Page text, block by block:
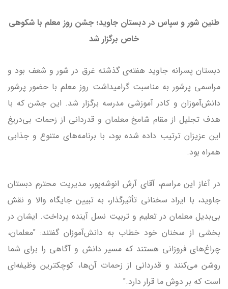
طنین شور و سپاس در دبستان جاوید؛ جشن روز معلم با شکوهی
خاص برگزار شد
دبستان پسرانه جاوید هفته‌ی گذشته غرق در شور و شعف بود و
مراسمی پرشور به مناسبت گرامیداشت روز معلم با حضور پرشور
دانش‌آموزان و کادر آموزشی مدرسه برگزار شد. این جشن که با
هدف تجلیل از مقام شامخ معلمان و قدردانی از زحمات بی‌دریغ
این عزیزان ترتیب داده شده بود، با برنامه‌های متنوع و جذابی
همراه بود.
در آغاز این مراسم، آقای آرش انوشه‌پور، مدیریت محترم دبستان
جاوید، با ایراد سخنانی تأثیرگذار، به تبیین جایگاه والا و نقش
بی‌بدیل معلمان در تعلیم و تربیت نسل آینده پرداخت. ایشان در
بخشی از سخنان خود خطاب به دانش‌آموزان گفتند: "معلمان،
چراغ‌های فروزانی هستند که مسیر دانش و آگاهی را برای شما
روشن می‌کنند و قدردانی از زحمات آن‌ها، کوچکترین وظیفه‌ای
است که بر دوش ما قرار دارد."